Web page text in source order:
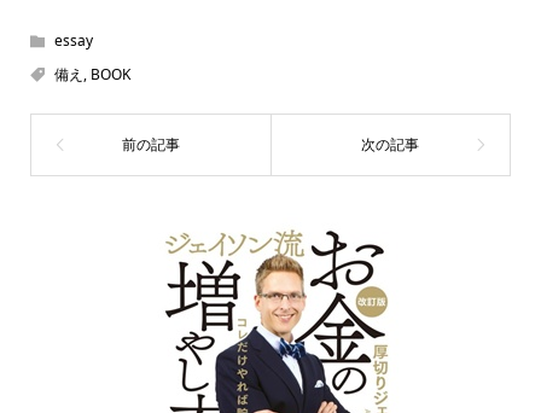
essay
備え , BOOK